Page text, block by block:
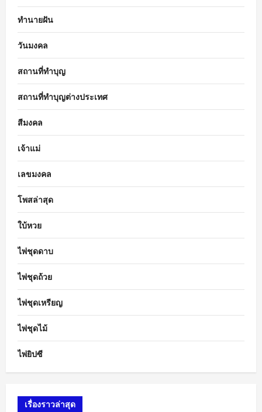
ทำนายฝัน
วันมงคล
สถานที่ทำบุญ
สถานที่ทำบุญต่างประเทศ
สีมงคล
เจ้าแม่
เลขมงคล
โพสล่าสุด
ใบ้หวย
ไพ่ชุดดาบ
ไพ่ชุดถ้วย
ไพ่ชุดเหรียญ
ไพ่ชุดไม้
ไพ่ยิปซี
เรื่องราวล่าสุด